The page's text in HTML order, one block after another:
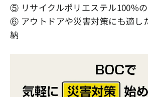
⑤ リサイクルポリエステル100%
⑥ アウトドアや災害対策にも適し
納